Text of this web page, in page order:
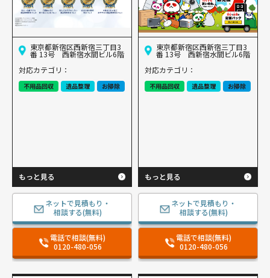
東京都新宿区西新宿三丁目3
番 13号 西新宿水間ビル6階
対応カテゴリ：
不用品回収 遺品整理 お掃除
もっと見る
ネットで見積もり・
相談する(無料)
電話で相談(無料)
0120-480-056
東京都新宿区西新宿三丁目3
番 13号 西新宿水間ビル6階
対応カテゴリ：
不用品回収 遺品整理 お掃除
もっと見る
ネットで見積もり・
相談する(無料)
電話で相談(無料)
0120-480-056